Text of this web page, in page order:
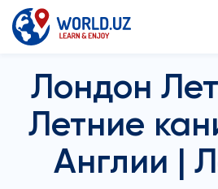
Лондон
Летние
Англии |